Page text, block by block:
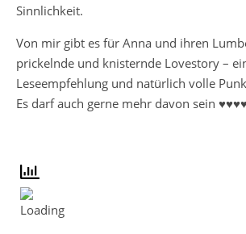
Sinnlichkeit.
Von mir gibt es für Anna und ihren
prickelnde und knisternde Lovestory –
Leseempfehlung und natürlich volle
Es darf auch gerne mehr davon sein